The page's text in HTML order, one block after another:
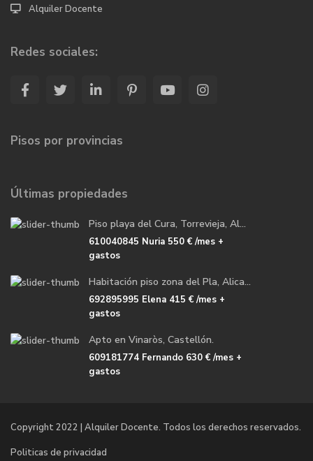
Alquiler Docente
Redes sociales:
Pisos por provincias
Últimas propiedades
Piso playa del Cura, Torrevieja, Al...
610040845 Nuria 550 €/mes +
gastos
Habitación piso zona del Pla, Alica...
692895995 Elena 415 €/mes +
gastos
Apto en Vinaròs, Castellón.
609181774 Fernando 630 €/mes +
gastos
Copyright 2022 | Alquiler Docente. Todos los derechos reservados.
Politicas de privacidad